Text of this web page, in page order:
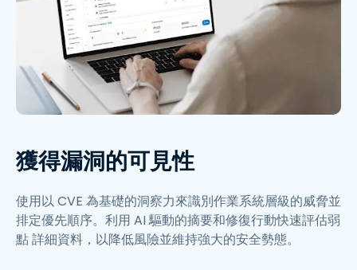
獲得漏洞的可見性
使用以 CVE 為基礎的洞察力來識別作業系統層級的威脅並
排定優先順序。利用 AI 驅動的摘要和修復行動快速評估弱
點 詳細資料，以降低風險並維持強大的安全勢態。